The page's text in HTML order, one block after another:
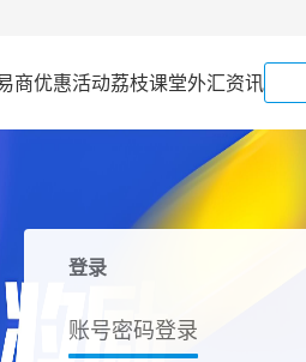
商优惠活动荔枝课堂外汇资讯
登录
账号密码登录